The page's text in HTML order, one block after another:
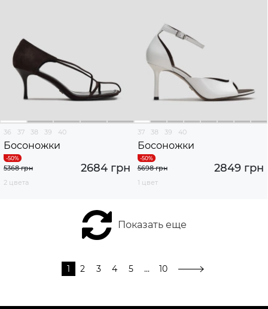
36 37 38 39 40
Босоножки
2684 грн
5368 грн
2 цвета
37 38 39 40
Босоножки
2849 грн
5698 грн
1 цвет
Показать еще
1 2 3 4 5 ... 10